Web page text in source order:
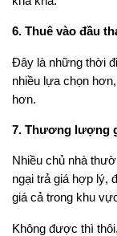
6. Thuê vào đầu
Đây là những thời
nhiều lựa chọn
hơn.
7. Thương lượng
Nhiều chủ nhà
ngại trả giá hợp lý,
giá cả trong khu
Không được thì